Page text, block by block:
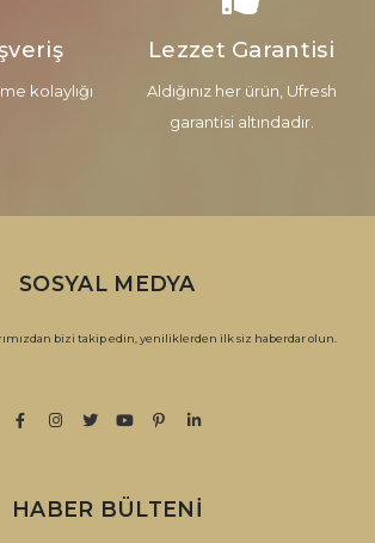
kolaylığı
Lezzet Garantisi
Aldığınız her ürün, Ufresh
garantisi altındadır.
SOSYAL MEDYA
bizi takip edin, yeniliklerden ilk siz haberdar olun.
HABER BÜLTENI